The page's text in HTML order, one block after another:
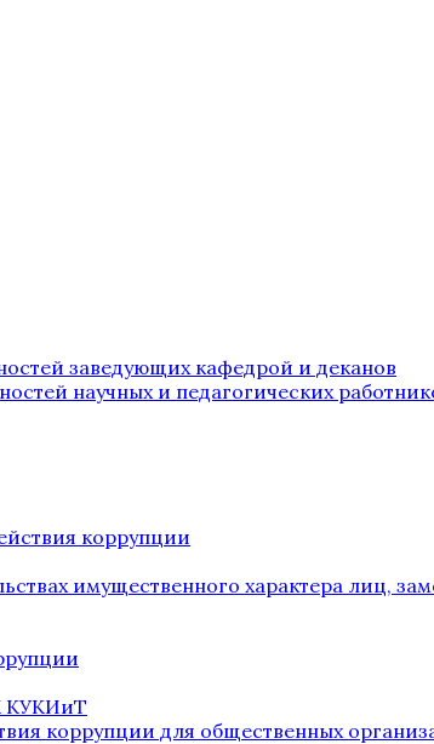
заведующих кафедрой и деканов
научных и педагогических
коррупции
имущественного характера лиц,
КУКИиТ
коррупции для общественных